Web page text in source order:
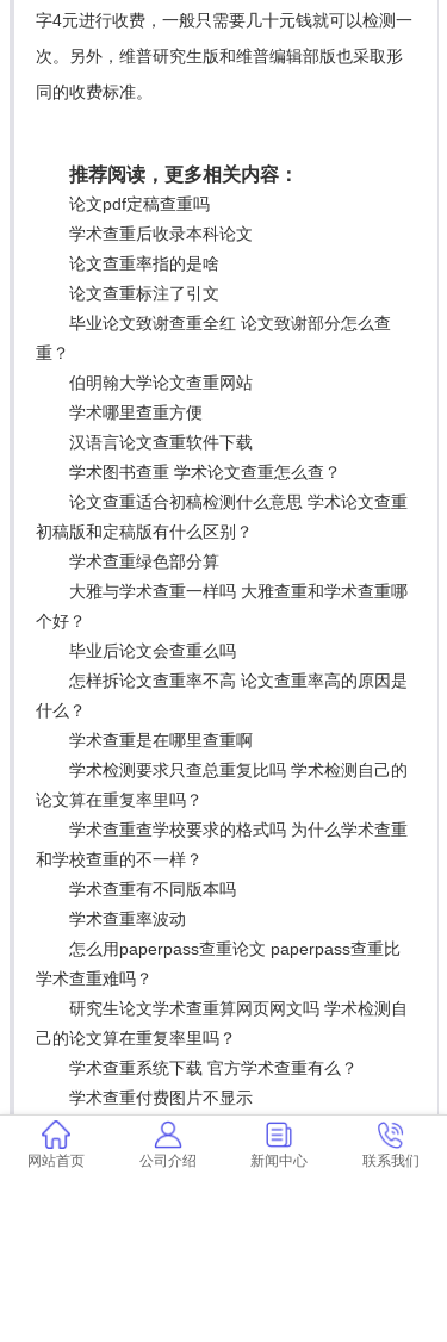
字4元进行收费，一般只需要几十元钱就可以检测一
次。另外，维普研究生版和维普编辑部版也采取形
同的收费标准。
推荐阅读，更多相关内容：
论文pdf定稿查重吗
学术查重后收录本科论文
论文查重率指的是啥
论文查重标注了引文
毕业论文致谢查重全红 论文致谢部分怎么查
重？
伯明翰大学论文查重网站
学术哪里查重方便
汉语言论文查重软件下载
学术图书查重 学术论文查重怎么查？
论文查重适合初稿检测什么意思 学术论文查重
初稿版和定稿版有什么区别？
学术查重绿色部分算
大雅与学术查重一样吗 大雅查重和学术查重哪
个好？
毕业后论文会查重么吗
怎样拆论文查重率不高 论文查重率高的原因是
什么？
学术查重是在哪里查重啊
学术检测要求只查总重复比吗 学术检测自己的
论文算在重复率里吗？
学术查重查学校要求的格式吗 为什么学术查重
和学校查重的不一样？
学术查重有不同版本吗
学术查重率波动
怎么用paperpass查重论文 paperpass查重比
学术查重难吗？
研究生论文学术查重算网页网文吗 学术检测自
己的论文算在重复率里吗？
学术查重系统下载 官方学术查重有么？
学术查重付费图片不显示
地大论文查重
本科论文致谢算不算查重
网站首页 公司介绍 新闻中心 联系我们